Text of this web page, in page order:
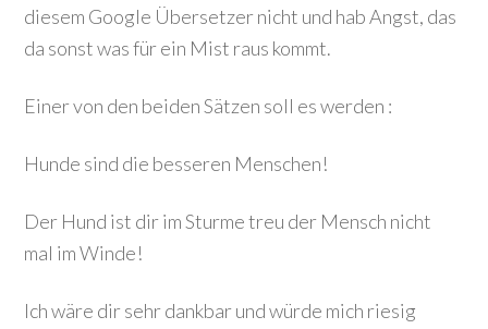
diesem Google Übersetzer nicht und hab Angst, das
da sonst was für ein Mist raus kommt.
Einer von den beiden Sätzen soll es werden :
Hunde sind die besseren Menschen!
Der Hund ist dir im Sturme treu der Mensch nicht
mal im Winde!
Ich wäre dir sehr dankbar und würde mich riesig